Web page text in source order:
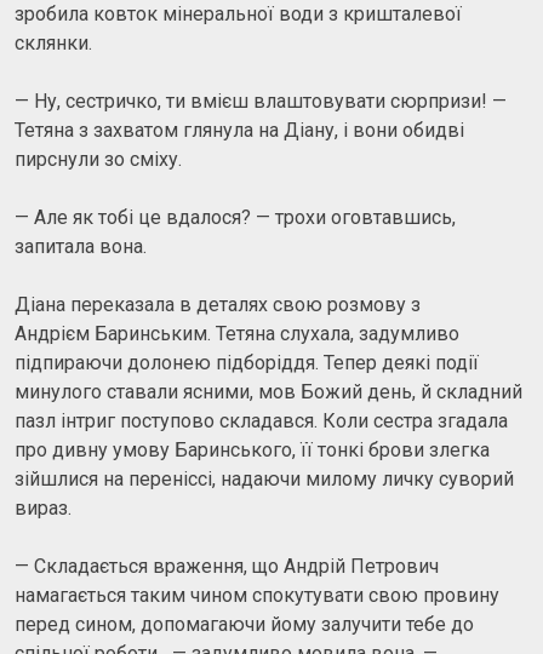
зробила ковток мінеральної води з кришталевої
склянки.
— Ну, сестричко, ти вмієш влаштовувати сюрпризи! —
Тетяна з захватом глянула на Діану, і вони обидві
пирснули зо сміху.
— Але як тобі це вдалося? — трохи оговтавшись,
запитала вона.
Діана переказала в деталях свою розмову з
Андрієм Баринським. Тетяна слухала, задумливо
підпираючи долонею підборіддя. Тепер деякі події
минулого ставали ясними, мов Божий день, й складний
пазл інтриг поступово складався. Коли сестра згадала
про дивну умову Баринського, її тонкі брови злегка
зійшлися на переніссі, надаючи милому личку суворий
вираз.
— Складається враження, що Андрій Петрович
намагається таким чином спокутувати свою провину
перед сином, допомагаючи йому залучити тебе до